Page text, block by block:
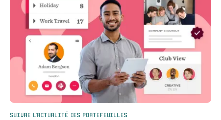
Suivre l’actualité des portefeuilles